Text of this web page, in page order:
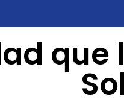
que